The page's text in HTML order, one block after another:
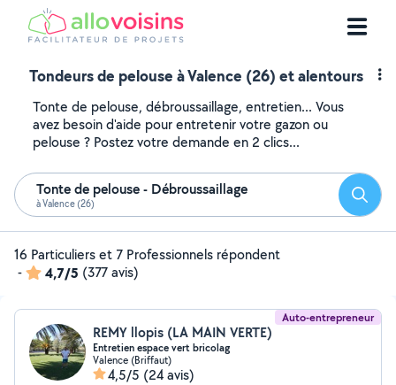
Tondeurs de pelouse à Valence (26) et alentours
Tonte de pelouse, débroussaillage, entretien... Vous
avez besoin d'aide pour entretenir votre gazon ou
pelouse ? Postez votre demande en 2 clics...
Tonte de pelouse - Débroussaillage
à Valence (26)
16 Particuliers et 7 Professionnels répondent
-
4,7/5 (377 avis)
Auto-entrepreneur
REMY llopis (LA MAIN VERTE)
Entretien espace vert bricolag
Valence (Briffaut)
4,5/5 (24 avis)